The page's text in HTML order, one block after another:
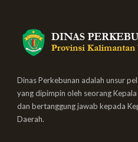
Dinas Perkebunan adalah unsur
yang dipimpin oleh seorang
dan bertanggung jawab kepada
Daerah.